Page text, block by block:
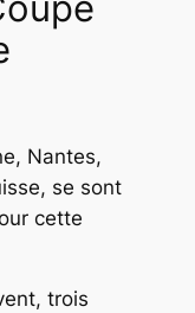
Nantes,
se sont
cette
trois